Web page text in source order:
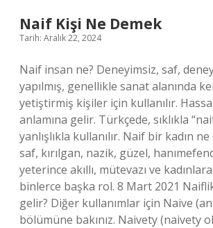
Naif Kişi Ne Demek
Tarih: Aralık 22, 2024
Naif insan ne? Deneyimsiz, saf,
yapılmış, genellikle sanat alanında
yetiştirmiş kişiler için kullanılır.
anlamına gelir. Türkçede, sıklıkla
yanlışlıkla kullanılır. Naif bir kadın
saf, kırılgan, nazik, güzel,
yeterince akıllı, mütevazı ve
binlerce başka rol. ⁣8 Mart 2021
gelir? Diğer kullanımlar için Naive
bölümüne bakınız. Naivety (naivety